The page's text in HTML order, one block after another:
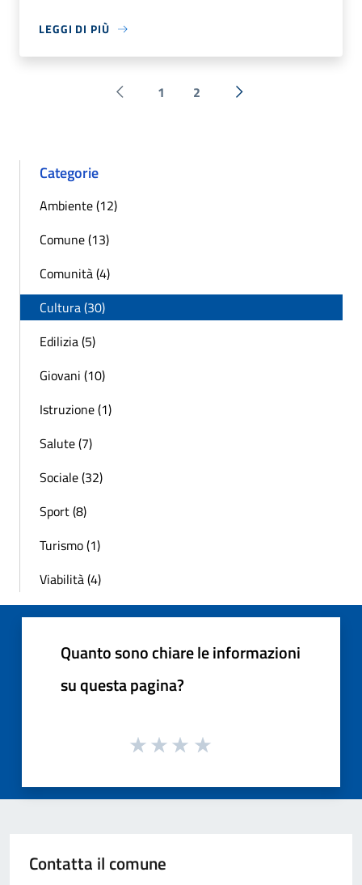
LEGGI DI PIÙ
Pagina precedente
1 2 Successiva »
Categorie
Ambiente (12)
Comune (13)
Comunità (4)
Cultura (30)
Edilizia (5)
Giovani (10)
Istruzione (1)
Salute (7)
Sociale (32)
Sport (8)
Turismo (1)
Viabilità (4)
Quanto sono chiare le informazioni
su questa pagina?
Contatta il comune